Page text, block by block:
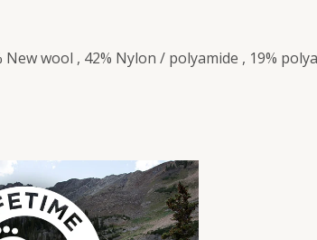
New wool , 42% Nylon / polyamide , 19%